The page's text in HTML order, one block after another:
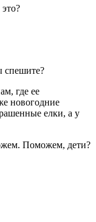
спешите?
где ее
новогодние
елки, а у
Поможем, дети?